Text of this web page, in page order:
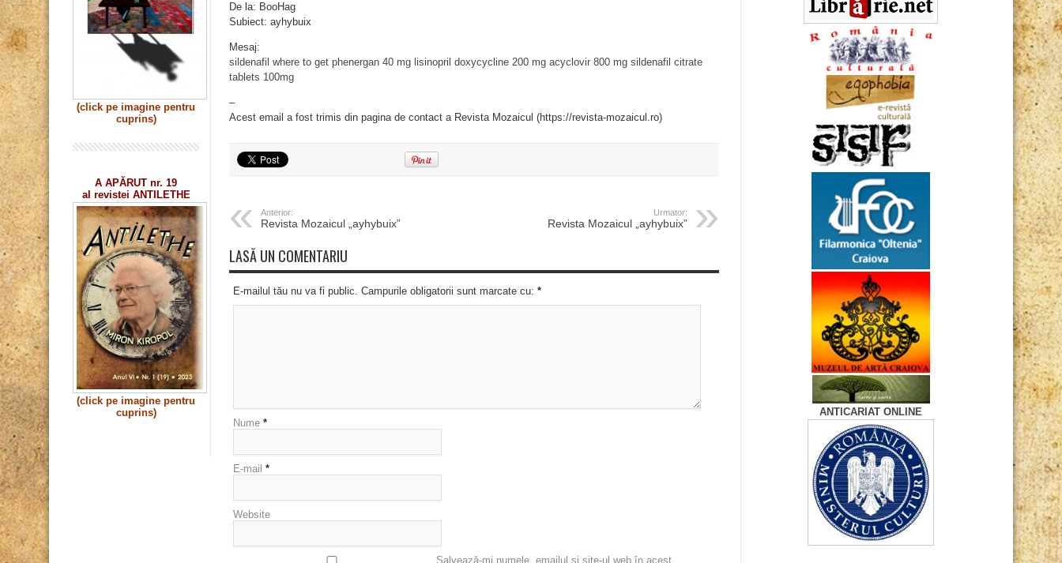
De la: BooHag
Subiect: ayhybuix
Mesaj:
sildenafil where to get phenergan 40 mg lisinopril doxycycline 200 mg acyclovir 800 mg sildenafil citrate
tablets 100mg
–
Acest email a fost trimis din pagina de contact a Revista Mozaicul (https://revista-mozaicul.ro)
Anterior:
Revista Mozaicul „ayhybuix”
Urmator:
Revista Mozaicul „ayhybuix”
LASĂ UN COMENTARIU
E-mailul tău nu va fi public. Campurile obligatorii sunt marcate cu: *
Nume *
E-mail *
Website
Salvează-mi numele, emailul și site-ul web în acest
(click pe imagine pentru
cuprins)
A APĂRUT nr. 19
al revistei ANTILETHE
(click pe imagine pentru
cuprins)
ANTICARIAT ONLINE